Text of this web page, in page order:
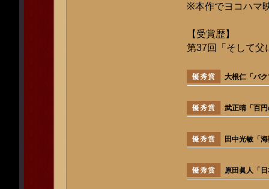
※本作でヨコハマ
【受賞歴】
第37回「そして父
大根仁「バ
武正晴「百
田中光敏「
原田眞人「